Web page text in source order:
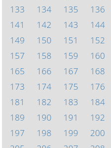
133
134 135 136
141
142 143 144
149
150 151 152
157
158 159 160
165
166 167 168
173
174 175 176
181
182 183 184
189
190 191 192
197
198 199 200